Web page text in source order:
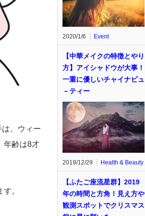
、ウィー
年齢は8才
。
2020/1/6 Event
【中華メイクの特徴とやり
方】アイシャドウが大事！
一重に優しいチャイナビュ
－ティー
2019/12/29 Health & Beauty
【ふたご座流星群】2019
年の時間と方角！見え方や
観測スポットでクリスマス